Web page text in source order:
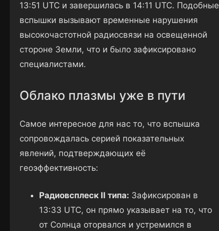
13:51 UTC и завершилась в 14:11 UTC. Подобные
вспышки вызывают временные нарушения
высокочастотной радиосвязи на освещенной
стороне Земли, что и было зафиксировано
специалистами.
Облако плазмы уже в пути
Самое интересное для нас то, что вспышка
сопровождалась серией показательных
явлений, подтверждающих её
геоэффективность:
Радиовсплеск II типа: Зафиксирован в
13:33 UTC, он прямо указывает на то, что
от Солнца оторвался и устремился в